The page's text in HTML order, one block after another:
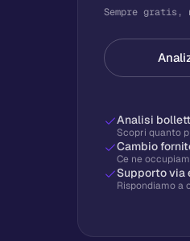
Sempre gratis,
Analisi
Scopri quanto
Cambio
Ce ne
Supporto via
Rispondiamo a